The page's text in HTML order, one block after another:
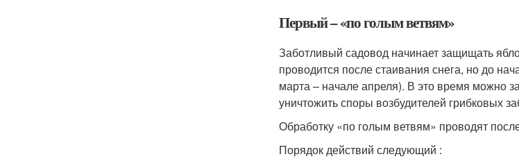
Первый – «по голым ветвям»
Заботливый садовод начинает защищать
проводится после стаивания снега, но до
марта – начале апреля). В это время можно
уничтожить споры возбудителей грибковых
Обработку «по голым ветвям» проводят
Порядок действий следующий :